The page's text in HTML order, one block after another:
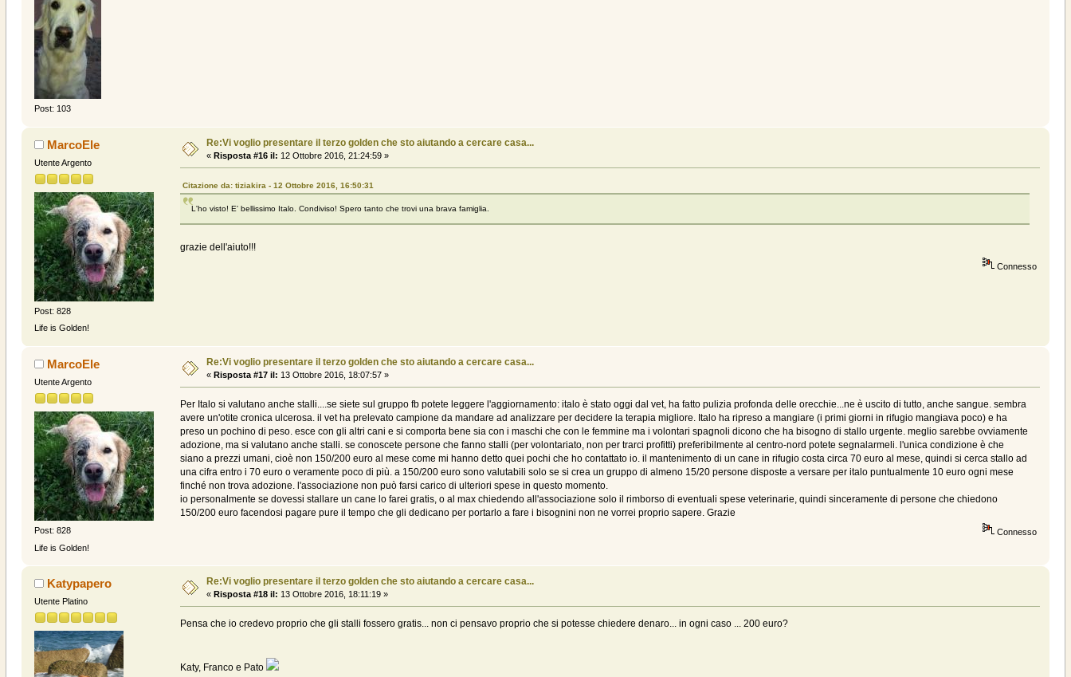
Post: 103
MarcoEle
Utente Argento
Post: 828
Life is Golden!
Re:Vi voglio presentare il terzo golden che sto aiutando a cercare casa...
« Risposta #16 il: 12 Ottobre 2016, 21:24:59 »
Citazione da: tiziakira - 12 Ottobre 2016, 16:50:31
L'ho visto! E' bellissimo Italo. Condiviso! Spero tanto che trovi una brava famiglia.
grazie dell'aiuto!!!
Connesso
MarcoEle
Utente Argento
Post: 828
Life is Golden!
Re:Vi voglio presentare il terzo golden che sto aiutando a cercare casa...
« Risposta #17 il: 13 Ottobre 2016, 18:07:57 »
Per Italo si valutano anche stalli....se siete sul gruppo fb potete leggere l'aggiornamento: italo è stato oggi dal vet, ha fatto pulizia profonda delle orecchie...ne è uscito di tutto, anche sangue. sembra
avere un'otite cronica ulcerosa. il vet ha prelevato campione da mandare ad analizzare per decidere la terapia migliore. Italo ha ripreso a mangiare (i primi giorni in rifugio mangiava poco) e ha
preso un pochino di peso. esce con gli altri cani e si comporta bene sia con i maschi che con le femmine ma i volontari spagnoli dicono che ha bisogno di stallo urgente. meglio sarebbe ovviamente
adozione, ma si valutano anche stalli. se conoscete persone che fanno stalli (per volontariato, non per trarci profitti) preferibilmente al centro-nord potete segnalarmeli. l'unica condizione è che
siano a prezzi umani, cioè non 150/200 euro al mese come mi hanno detto quei pochi che ho contattato io. il mantenimento di un cane in rifugio costa circa 70 euro al mese, quindi si cerca stallo ad
una cifra entro i 70 euro o veramente poco di più. a 150/200 euro sono valutabili solo se si crea un gruppo di almeno 15/20 persone disposte a versare per italo puntualmente 10 euro ogni mese
finché non trova adozione. l'associazione non può farsi carico di ulteriori spese in questo momento.
io personalmente se dovessi stallare un cane lo farei gratis, o al max chiedendo all'associazione solo il rimborso di eventuali spese veterinarie, quindi sinceramente di persone che chiedono
150/200 euro facendosi pagare pure il tempo che gli dedicano per portarlo a fare i bisognini non ne vorrei proprio sapere. Grazie
Connesso
Katypapero
Utente Platino
Re:Vi voglio presentare il terzo golden che sto aiutando a cercare casa...
« Risposta #18 il: 13 Ottobre 2016, 18:11:19 »
Pensa che io credevo proprio che gli stalli fossero gratis... non ci pensavo proprio che si potesse chiedere denaro... in ogni caso ... 200 euro?
Katy, Franco e Pato